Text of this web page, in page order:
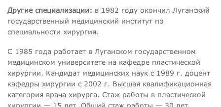
Другие специализации: в 1982 году окончил Луганский
государственный медицинский институт по
специальности хирургия.
С 1985 года работает в Луганском государственном
медицинском университете на кафедре пластической
хирургии. Кандидат медицинских наук с 1989 г. доцент
кафедры хирургии с 2002 г. Высшая квалификационная
категория врача хирурга. Стаж работы в пластической